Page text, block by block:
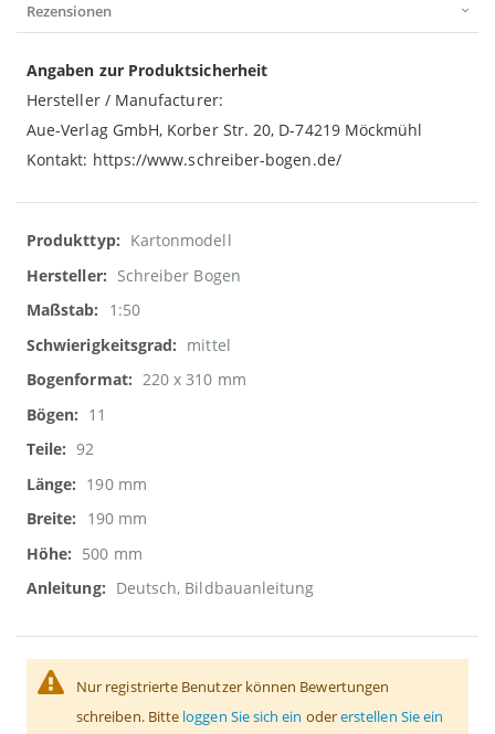
Rezensionen
Angaben zur Produktsicherheit
Hersteller / Manufacturer:
Aue-Verlag GmbH, Korber Str. 20, D-74219 Möckmühl
Kontakt: https://www.schreiber-bogen.de/
Weitere
Informationen
Kartonmodell
Schreiber Bogen
1:50
mittel
220 x 310 mm
11
92
190 mm
190 mm
500 mm
Deutsch, Bildbauanleitung
Nur registrierte Benutzer können Bewertungen
schreiben. Bitte loggen Sie sich ein odererstellen Sie ein